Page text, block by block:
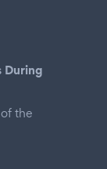
During
the